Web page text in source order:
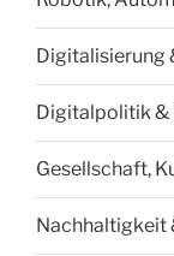
Digitalisierung
Digitalpolitik &
Gesellschaft,
Nachhaltigkeit